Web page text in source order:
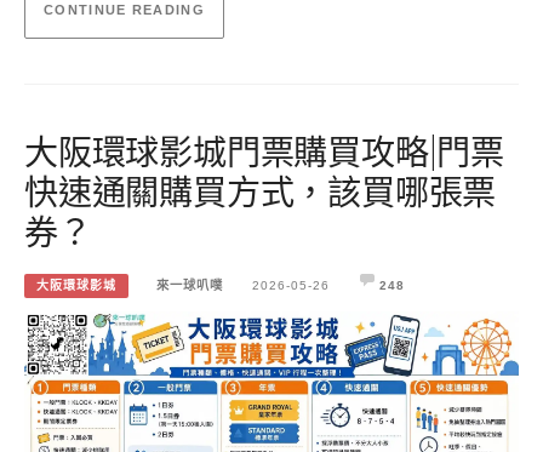
CONTINUE READING
大阪環球影城門票購買攻略|門票
快速通關購買方式，該買哪張票
券？
大阪環球影城 來一球叭噗 2026-05-26 248